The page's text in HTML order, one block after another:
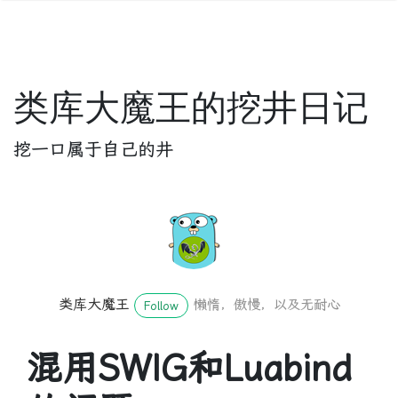
类库大魔王的挖井日记
挖一口属于自己的井
类库大魔王 Follow 懒惰，傲慢，以及无耐心
混用SWIG和Luabind